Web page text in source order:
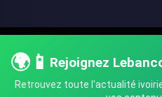
🌍📱 Rejoignez
Retrouvez toute l'actualité
réservés - All